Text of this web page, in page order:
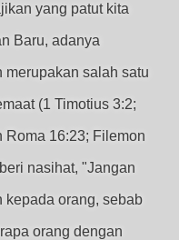
yang patut kita
Baru, adanya
merupakan salah satu
(1 Timotius 3:2;
Roma 16:23; Filemon
nasihat, "Jangan
kepada orang, sebab
orang dengan